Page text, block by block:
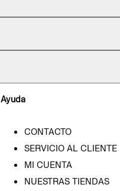
Ayuda
CONTACTO
SERVICIO AL CLIENTE
MI CUENTA
NUESTRAS TIENDAS